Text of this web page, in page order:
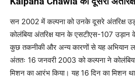
सन 2002 में कल्पना को उनके दूसरे अंतरिक्ष
कोलंबिया अंतरिक्ष यान के एसटीएस-107 उड़ान
कुछ तकनीकी और अन्य कारणों से यह अभियान
अंततः 16 जनवरी 2003 को कल्पना ने
मिशन का आरंभ किया। यह 16 दिन का मिशन